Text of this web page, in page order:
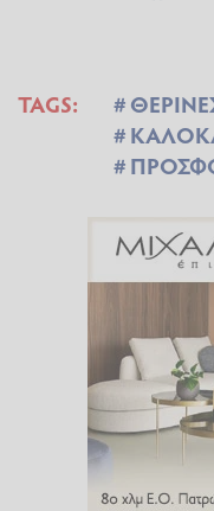
TAGS: